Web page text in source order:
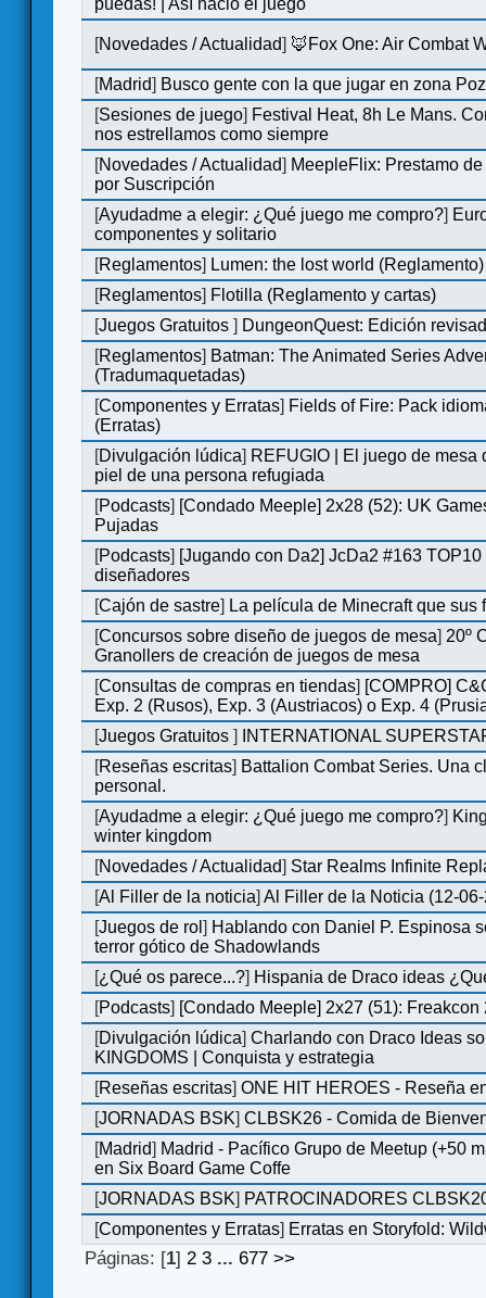
puedas! | Así nació el juego
[Novedades / Actualidad] 🦊Fox One: Air Combat
[Madrid] Busco gente con la que jugar en zona
[Sesiones de juego] Festival Heat, 8h Le Mans.
nos estrellamos como siempre
[Novedades / Actualidad] MeepleFlix: Prestamo
por Suscripción
[Ayudadme a elegir: ¿Qué juego me compro?]
componentes y solitario
[Reglamentos] Lumen: the lost world (Reglamento)
[Reglamentos] Flotilla (Reglamento y cartas)
[Juegos Gratuitos] DungeonQuest: Edición
[Reglamentos] Batman: The Animated Series
(Tradumaquetadas)
[Componentes y Erratas] Fields of Fire: Pack
(Erratas)
[Divulgación lúdica] REFUGIO | El juego de mesa
piel de una persona refugiada
[Podcasts] [Condado Meeple] 2x28 (52): UK
Pujadas
[Podcasts] [Jugando con Da2] JcDa2 #163
diseñadores
[Cajón de sastre] La película de Minecraft que sus
[Concursos sobre diseño de juegos de mesa] 20º
Granollers de creación de juegos de mesa
[Consultas de compras en tiendas] [COMPRO]
Exp. 2 (Rusos), Exp. 3 (Austriacos) o Exp. 4
[Juegos Gratuitos]
INTERNATIONAL
[Reseñas escritas] Battalion Combat Series. Una
personal.
[Ayudadme a elegir: ¿Qué juego me compro?]
winter kingdom
[Novedades / Actualidad] Star Realms Infinite
[Al Filler de la noticia]Al Filler de la Noticia (12-
[Juegos de rol] Hablando con Daniel P. Espinosa
terror gótico de Shadowlands
[¿Qué os parece...?] Hispania de Draco ideas
[Podcasts] [Condado Meeple] 2x27 (51): Freakcon
[Divulgación lúdica]Charlando con Draco Ideas
KINGDOMS | Conquista y estrategia
[Reseñas escritas]ONE HIT HEROES - Reseña
[JORNADAS BSK]CLBSK26 - Comida de
[Madrid] Madrid - Pacífico Grupo de Meetup (+50
en Six Board Game Coffe
[JORNADAS BSK] PATROCINADORES
[Componentes y Erratas] Erratas en Storyfold:
Páginas: [1]2 3 ...677 >>